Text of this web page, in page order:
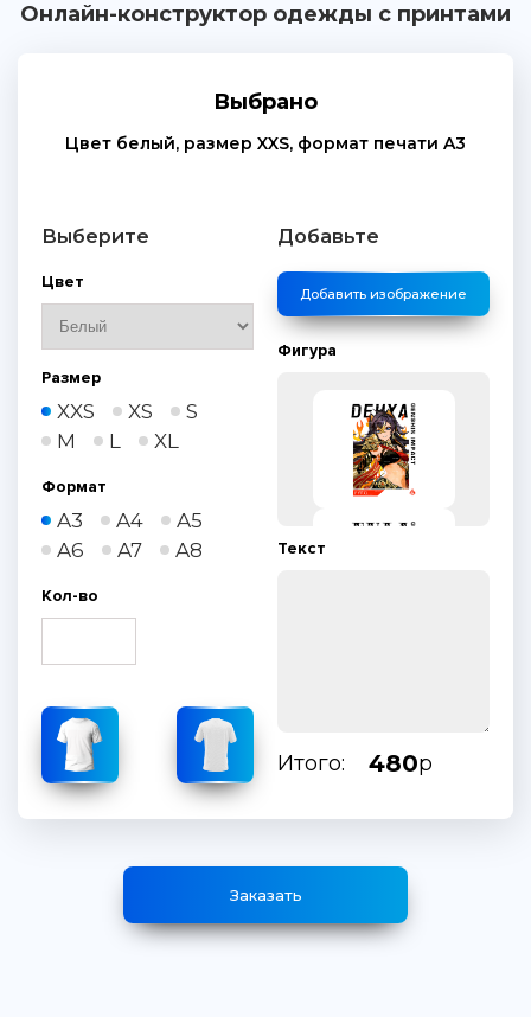
Онлайн-конструктор одежды с принтами
Выбрано
Цвет белый, размер XXS, формат печати A3
Выберите
Цвет
Размер
XXS XS
S
M
L XL
Формат
A3 A4
A5
A6
A7 A8
Кол-во
Добавьте
Добавить изображение
Фигура
Текст
Итого: 480р